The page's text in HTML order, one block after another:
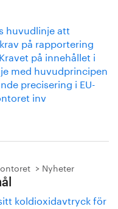
huvudlinje att
på rapportering
på innehållet i
med huvudprincipen
precisering i EU-
inv
Nyheter
koldioxidavtryck för